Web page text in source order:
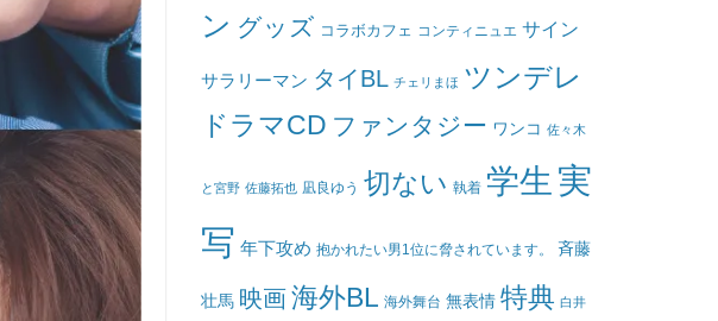
ン グッズ コラボカフェ コンティニュエ サイン
サラリーマン タイBL チェリまほ ツンデレ
ドラマCD ファンタジー ワンコ 佐々木
と宮野 佐藤拓也 凪良ゆう 切ない 執着 学生 実
写 年下攻め 抱かれたい男1位に脅されています。 斉藤
壮馬 映画海外BL 海外舞台 無表情 特典 白井